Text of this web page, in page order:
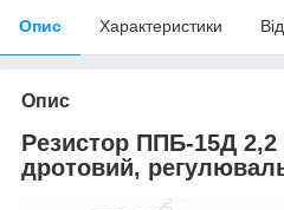
Опис Характеристики
Опис
Резистор ППБ-15Д
дротовий,